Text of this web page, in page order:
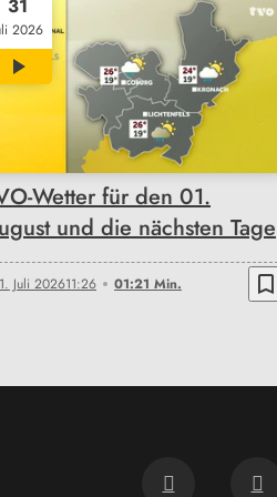
31
2026
Wetter für den 01.
und die nächsten Tage
Juli 202611:26 01:21 Min. bookmark_border